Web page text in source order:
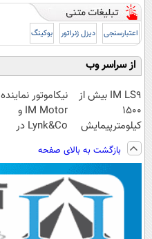
اعتبارسنجی دیزل ژنراتور بوکینگ
از سراسر وب
IM LS9 بیش از
1500
کیلومترپیمایش
با یکبار شارژ
نیکاموتور نماینده
IM Motor و
Lynk&Co در
بازگشت به بالای صفحه